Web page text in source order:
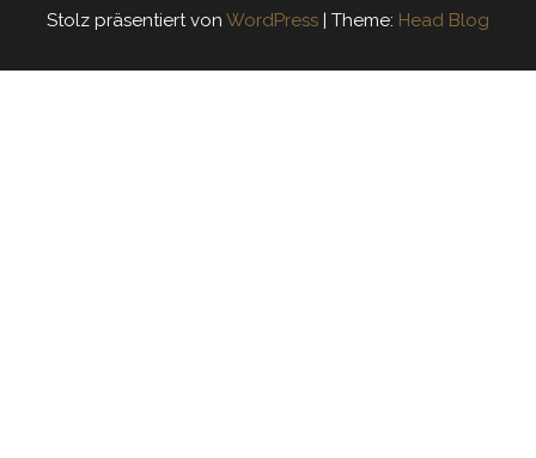
Stolz präsentiert von WordPress | Theme: Head Blog